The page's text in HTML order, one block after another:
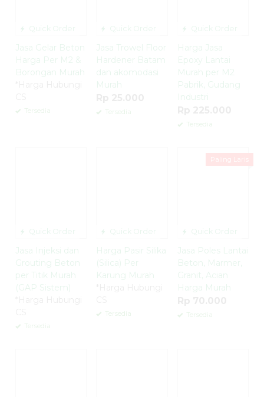
Quick Order
Jasa Gelar Beton
Harga Per M2 &
Borongan Murah
Tersedia
Quick Order
Jasa Trowel Floor
Hardener Batam
dan akomodasi
Murah
Tersedia
Quick Order
Harga Jasa
Epoxy Lantai
Murah per M2
Pabrik, Gudang
Industri
Tersedia
Quick Order
Jasa Injeksi dan
Grouting Beton
per Titik Murah
(GAP Sistem)
Tersedia
Quick Order
Harga Pasir Silika
(Silica) Per
Karung Murah
Tersedia
Quick Order
Paling Laris
Jasa Poles Lantai
Beton, Marmer,
Granit, Acian
Harga Murah
Tersedia